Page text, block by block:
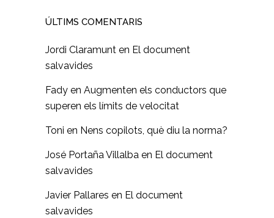
ÚLTIMS COMENTARIS
Jordi Claramunt en El document
salvavides
Fady en Augmenten els conductors que
superen els límits de velocitat
Toni en Nens copilots, què diu la norma?
José Portaña Villalba en El document
salvavides
Javier Pallares en El document
salvavides